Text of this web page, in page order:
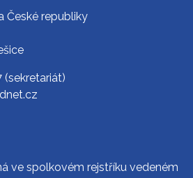
České republiky
(sekretariát)
ve spolkovém rejstříku vedeném